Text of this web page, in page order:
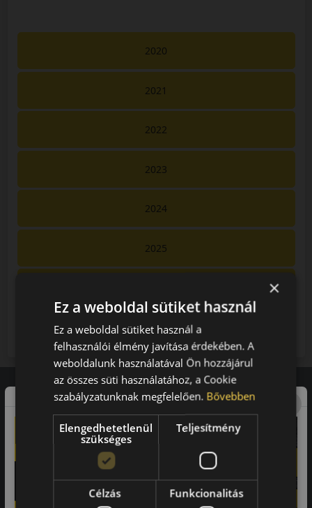
2020
2021
2022
2023
2024
2025
2027
Vásárlói vélemények
a vásárlók közül ajánlaná ismerősének ezt a boltot.
21659
vélemény alapján
×
Ez a weboldal sütiket használ
Ez a weboldal sütiket használ a
felhasználói élmény javítása érdekében. A
weboldalunk használatával Ön hozzájárul
az összes süti használatához, a Cookie
szabályzatunknak megfelelően. Bővebben
Elengedhetetlenül
szükséges
Teljesítmény
Célzás Funkcionalitás